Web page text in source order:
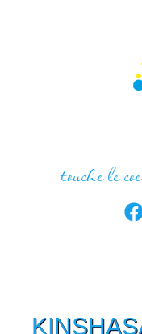
touche le